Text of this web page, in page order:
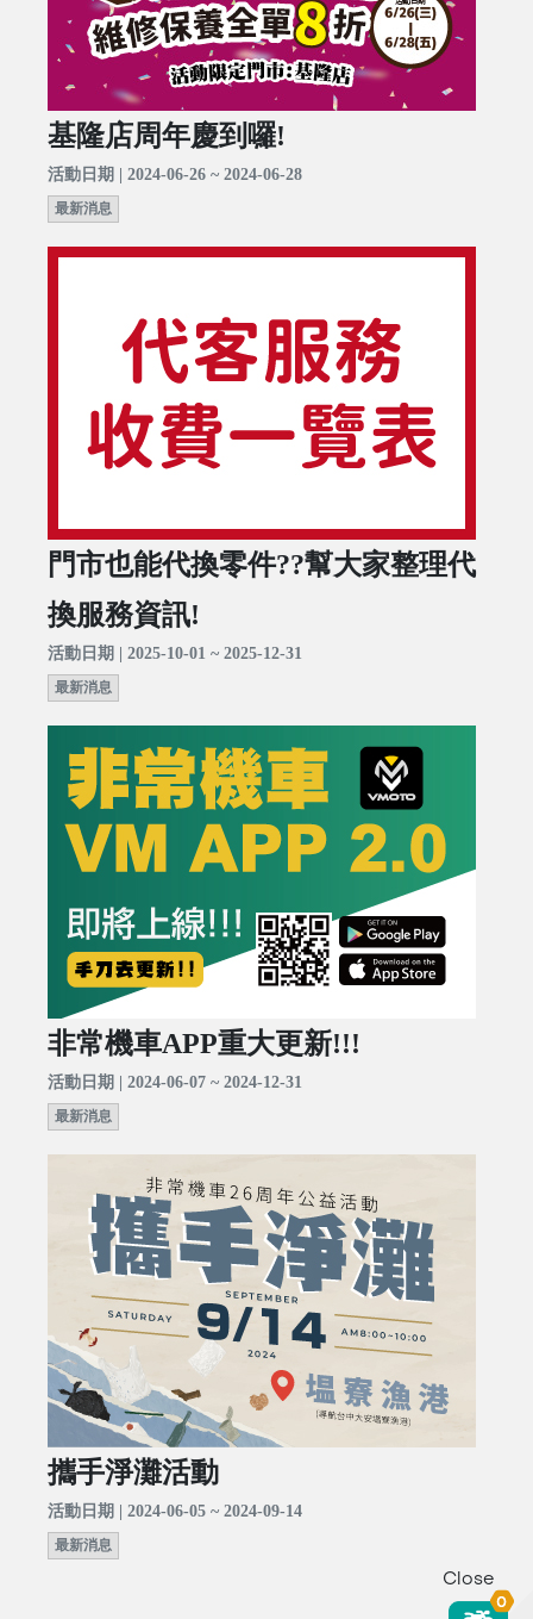
基隆店周年慶到囉!
活動日期 | 2024-06-26 ~ 2024-06-28
最新消息
門市也能代換零件??幫大家整理代
換服務資訊!
活動日期 | 2025-10-01 ~ 2025-12-31
最新消息
非常機車APP重大更新!!!
活動日期 | 2024-06-07 ~ 2024-12-31
最新消息
攜手淨灘活動
活動日期 | 2024-06-05 ~ 2024-09-14
最新消息
Close
0